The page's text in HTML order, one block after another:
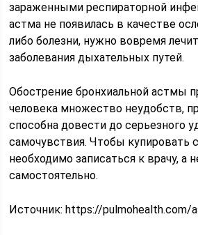
зараженными респираторной
астма не появилась в качестве
либо болезни, нужно вовремя
заболевания дыхательных путей.
Обострение бронхиальной астмы
человека множество неудобств,
способна довести до серьезного
самочувствия. Чтобы купировать
необходимо записаться к врачу, а
самостоятельно.
Источник:https://pulmohealth.com/